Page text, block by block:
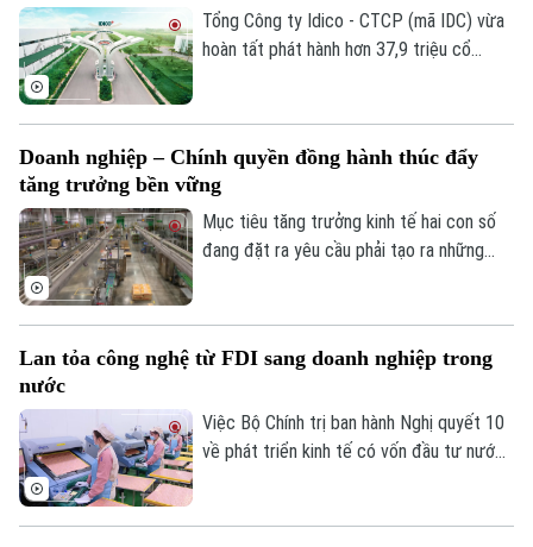
Chuyên mục
Thời sự
Hà Nội
thực hiện thành hai đợt.
Tổng Công ty Idico - CTCP (mã IDC) vừa
hoàn tất phát hành hơn 37,9 triệu cổ
đồng, nguồn vốn từ lợi nhuận sau thuế
chưa phân phối.
Doanh nghiệp – Chính quyền đồng hành thúc đẩy
tăng trưởng bền vững
Mục tiêu tăng trưởng kinh tế hai con số
đang đặt ra yêu cầu phải tạo ra những
khoa học công nghệ, đổi mới sáng tạo,
trò kiến tạo của chính quyền là yếu tố
quan trọng để hiện thực hóa mục tiêu này.
Lan tỏa công nghệ từ FDI sang doanh nghiệp trong
nước
Việc Bộ Chính trị ban hành Nghị quyết 10
về phát triển kinh tế có vốn đầu tư nước